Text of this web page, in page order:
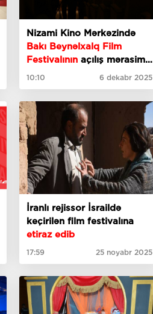
Nizami Kino Mərkəzində
Bakı Beynəlxalq Film
Festivalınınaçılış mərasimi
olub
10:10 6 dekabr 2025
İranlı rejissor İsraildə
keçirilən film festivalına
etiraz edib
17:59 25 noyabr 2025